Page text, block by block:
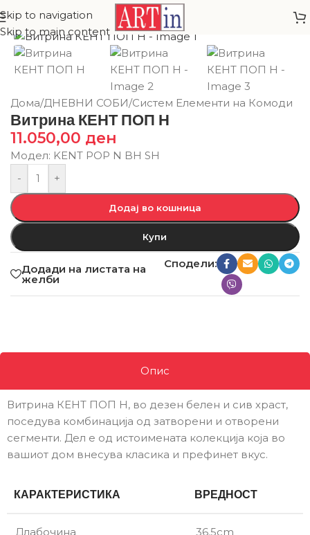
Skip to navigation
Skip to main content
Дома/ДНЕВНИ СОБИ/Систем Елементи на Комоди
Витрина КЕНТ ПОП Н
11.050,00 ден
Модел: KENT POP N BH SH
-
+
Додај во кошница
Купи
Додади на листата на
желби
Сподели:
Опис
Витрина КЕНТ ПОП Н, во дезен белен и сив храст,
поседува комбинација од затворени и отворени
сегменти. Дел е од истоимената колекција која во
вашиот дом внесува класика и префинет вкус.
КАРАКТЕРИСТИКА ВРЕДНОСТ
Длабочина 36.5cm